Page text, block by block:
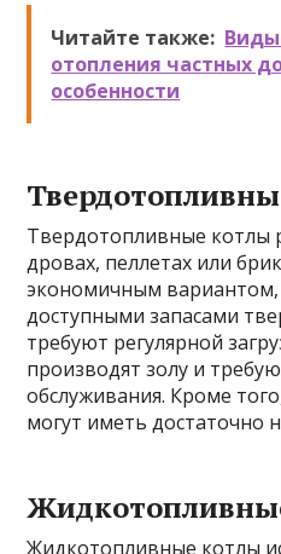
Читайте также:
отопления частных
особенности
Твердотопливные котлы
дровах, пеллетах или
экономичным вариантом,
доступными запасами
требуют регулярной
производят золу и
обслуживания. Кроме
могут иметь достаточно
Жидкотопливные котлы